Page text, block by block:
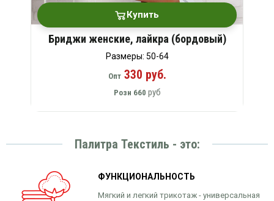
Купить
Бриджи женские, лайкра (бордовый)
Размеры: 50-64
Опт330 руб.
Розн 660 руб
Палитра Текстиль - это:
ФУНКЦИОНАЛЬНОСТЬ
Мягкий и легкий трикотаж - универсальная